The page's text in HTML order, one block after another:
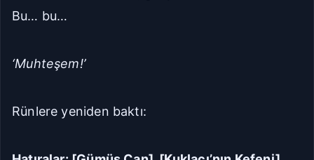
Bu… bu…
‘Muhteşem!’
Rünlere yeniden baktı: